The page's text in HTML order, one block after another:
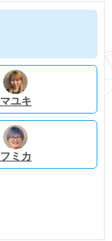
マユキ
フミカ